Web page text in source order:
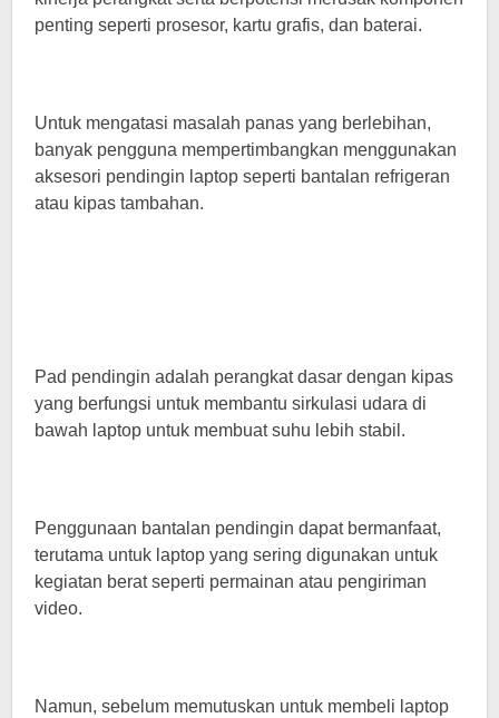
penting seperti prosesor, kartu grafis, dan baterai.
Untuk mengatasi masalah panas yang berlebihan,
banyak pengguna mempertimbangkan menggunakan
aksesori pendingin laptop seperti bantalan refrigeran
atau kipas tambahan.
Pad pendingin adalah perangkat dasar dengan kipas
yang berfungsi untuk membantu sirkulasi udara di
bawah laptop untuk membuat suhu lebih stabil.
Penggunaan bantalan pendingin dapat bermanfaat,
terutama untuk laptop yang sering digunakan untuk
kegiatan berat seperti permainan atau pengiriman
video.
Namun, sebelum memutuskan untuk membeli laptop